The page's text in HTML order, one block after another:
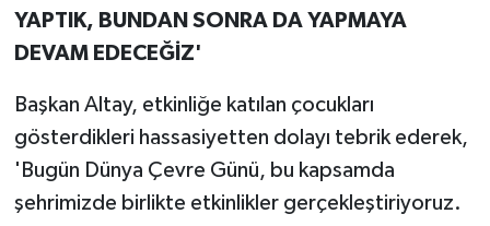
YAPTIK, BUNDAN SONRA DA YAPMAYA
DEVAM EDECEĞİZ'
Başkan Altay, etkinliğe katılan çocukları
gösterdikleri hassasiyetten dolayı tebrik ederek,
'Bugün Dünya Çevre Günü, bu kapsamda
şehrimizde birlikte etkinlikler gerçekleştiriyoruz.